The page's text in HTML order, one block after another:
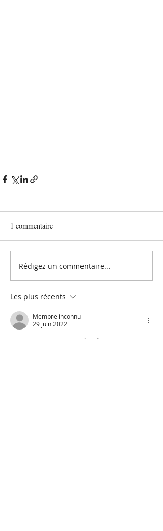
1 commentaire
Rédigez un commentaire...
Les plus récents
Membre inconnu
29 juin 2022
Félicitations l’équipe 😜💪🍾🎉